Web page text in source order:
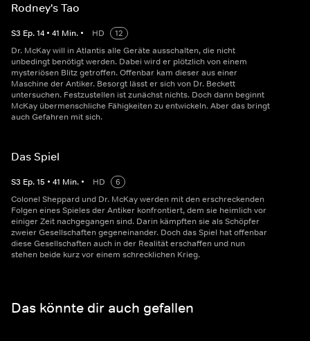
Rodney's Tao
S3 Ep.14 • 41 Min. • HD
12
Dr. McKay will in Atlantis alle Geräte ausschalten, die nicht
unbedingt benötigt werden. Dabei wird er plötzlich von einem
mysteriösen Blitz getroffen. Offenbar kam dieser aus einer
Maschine der Antiker. Besorgt lässt er sich von Dr. Beckett
untersuchen. Festzustellen ist zunächst nichts. Doch dann beginnt
McKay übermenschliche Fähigkeiten zu entwickeln. Aber das bringt
auch Gefahren mit sich.
Das Spiel
S3 Ep.15 • 41 Min. • HD
6
Colonel Sheppard und Dr. McKay werden mit den erschreckenden
Folgen eines Spieles der Antiker konfrontiert, dem sie heimlich vor
einiger Zeit nachgegangen sind. Darin kämpften sie als Schöpfer
zweier Gesellschaften gegeneinander. Doch das Spiel hat offenbar
diese Gesellschaften auch in der Realität erschaffen und nun
stehen beide kurz vor einem schrecklichen Krieg.
Das könnte dir auch gefallen